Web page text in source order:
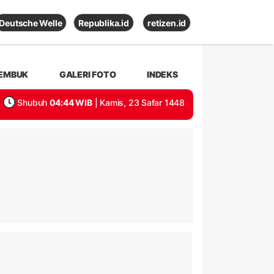
Deutsche Welle Republika.id retizen.id
GALERI FOTO INDEKS
Shubuh 04:44 WIB | Kamis, 23 Safar 1448